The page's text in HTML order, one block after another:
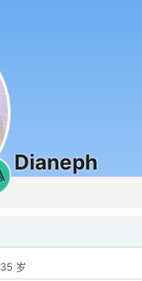
Dianeph
35 岁